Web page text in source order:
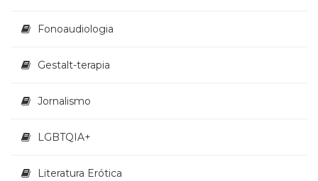
Fonoaudiologia
Gestalt-terapia
Jornalismo
LGBTQIA+
Literatura Erótica